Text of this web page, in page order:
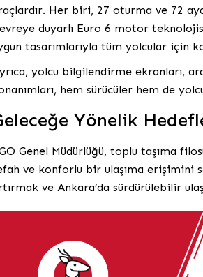
Her biri, 27 oturma ve 72
duyarlı Euro 6 motor
tasarımlarıyla tüm yolcular için
yolcu bilgilendirme ekranları,
hem sürücüler hem de
Yönelik
Genel Müdürlüğü, toplu taşıma
ve konforlu bir ulaşıma erişimini
ve Ankara’da sürdürülebilir